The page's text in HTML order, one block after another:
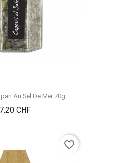
Au Sel De Mer 70g
7.20 CHFPrix
favorite_border